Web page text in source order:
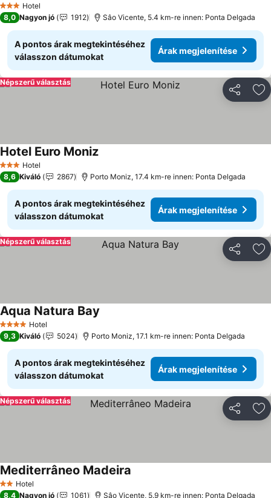
3 Kategória
Hotel
8,0 Nagyon jó 1912 Sâo Vicente, 5.4 km-re innen: Ponta Delgada
A pontos árak megtekintéséhez
válasszon dátumokat
Árak megjelenítése
Népszerű választás
3 Kategória
Hotel
Hotel Euro MonizÁrak megjelenítése
8,6 Kiváló 2867 Porto Moniz, 17.4 km-re innen: Ponta Delgada
A pontos árak megtekintéséhez
válasszon dátumokat
Árak megjelenítése
Népszerű választás
4 KategóriaHotel
Aqua Natura Bay
9,3 Kiváló 5024 Porto Moniz, 17.1 km-re innen: Ponta Delgada
A pontos árak megtekintéséhez
válasszon dátumokat
Árak megjelenítése
Népszerű választás
2 Kategória
Hotel
Mediterrâneo Madeira
8,4 Nagyon jó 1061 Sâo Vicente, 5.9 km-re innen: Ponta Delgada